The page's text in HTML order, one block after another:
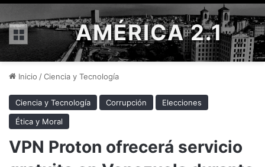
Menú AMÉRICA 2.1
Inicio /Ciencia y Tecnología
Ciencia y Tecnología Corrupción
Elecciones
Ética y Moral
VPN Proton ofrecerá servicio